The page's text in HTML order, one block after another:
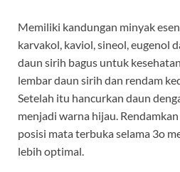
Memiliki kandungan minyak
karvakol, kaviol, sineol, eugenol
daun sirih bagus untuk
lembar daun sirih dan rendam
Setelah itu hancurkan daun
menjadi warna hijau.
posisi mata terbuka selama 3o
lebih optimal.